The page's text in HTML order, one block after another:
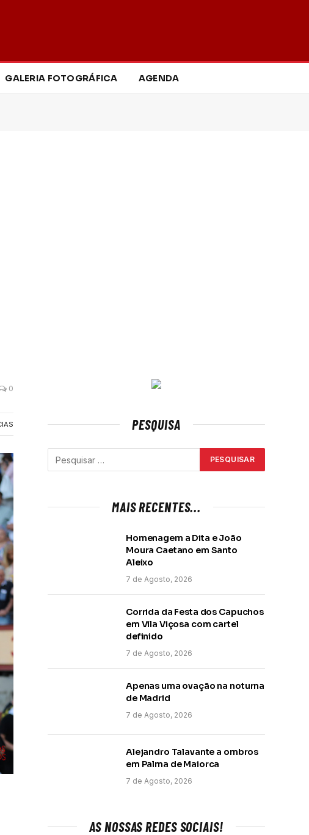
GALERIA FOTOGRÁFICA AGENDA
0
PESQUISA
MAIS RECENTES...
Homenagem a Dita e João
Moura Caetano em Santo
Aleixo
7 de Agosto, 2026
Corrida da Festa dos Capuchos
em Vila Viçosa com cartel
definido
7 de Agosto, 2026
Apenas uma ovação na noturna
de Madrid
7 de Agosto, 2026
Alejandro Talavante a ombros
em Palma de Maiorca
7 de Agosto, 2026
AS NOSSAS REDES SOCIAIS!